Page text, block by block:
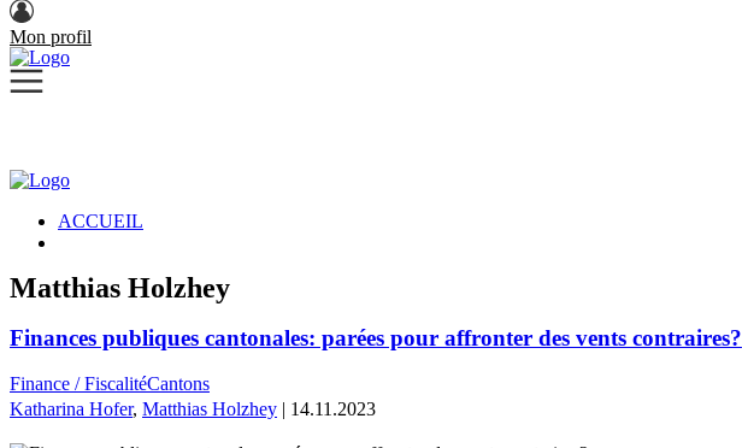
Mon profil
ACCUEIL
Matthias Holzhey
Finances publiques cantonales: parées pour affronter des vents contraires?
Finance / FiscalitéCantons
Katharina Hofer, Matthias Holzhey | 14.11.2023